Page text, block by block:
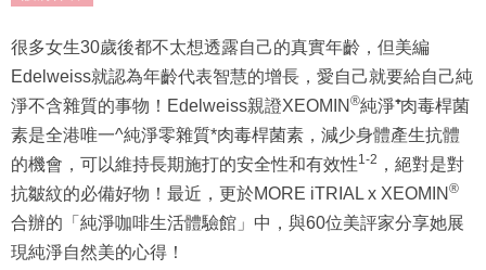
很多女生30歲後都不太想透露自己的真實年齡，但美編
Edelweiss就認為年齡代表智慧的增長，愛自己就要給自己純
淨不含雜質的事物！Edelweiss親證XEOMIN ®純淨⁺肉毒桿菌
素是全港唯一^純淨零雜質*肉毒桿菌素，減少身體產生抗體
的機會，可以維持長期施打的安全性和有效性1-2 ，絕對是對
抗皺紋的必備好物！最近，更於MORE iTRIAL x XEOMIN ®
合辦的「純淨咖啡生活體驗館」中，與60位美評家分享她展
現純淨自然美的心得！